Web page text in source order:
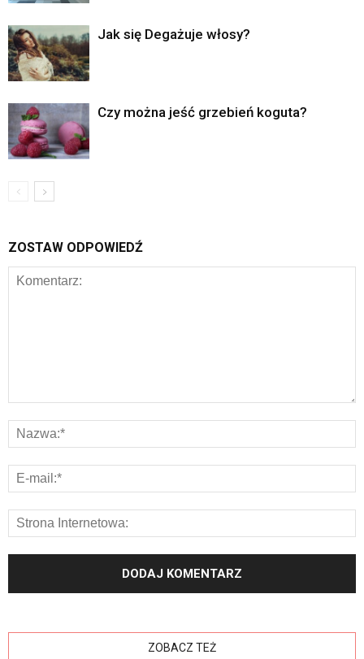
Jak się Degażuje włosy?
Czy można jeść grzebień koguta?
ZOSTAW ODPOWIEDŹ
ZOBACZ TEŻ